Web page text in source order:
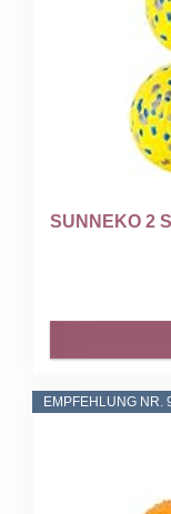
SUNNEKO 2
EMPFEHLUNG NR.